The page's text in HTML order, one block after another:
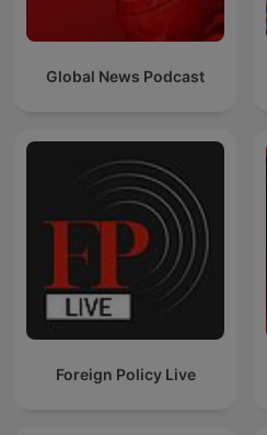
Global News Podcast
Foreign Policy Live